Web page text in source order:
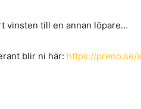
vinsten till en annan löpare…
blir ni här: https://preno.se/